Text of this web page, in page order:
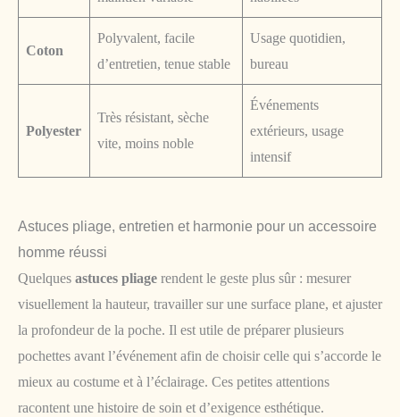
Coton
Polyvalent, facile
d’entretien, tenue stable
Usage quotidien,
bureau
Polyester
Très résistant, sèche
vite, moins noble
Événements
extérieurs, usage
intensif
Astuces pliage, entretien et harmonie pour un accessoire
homme réussi
Quelques astuces pliage rendent le geste plus sûr : mesurer
visuellement la hauteur, travailler sur une surface plane, et ajuster
la profondeur de la poche. Il est utile de préparer plusieurs
pochettes avant l’événement afin de choisir celle qui s’accorde le
mieux au costume et à l’éclairage. Ces petites attentions
racontent une histoire de soin et d’exigence esthétique.